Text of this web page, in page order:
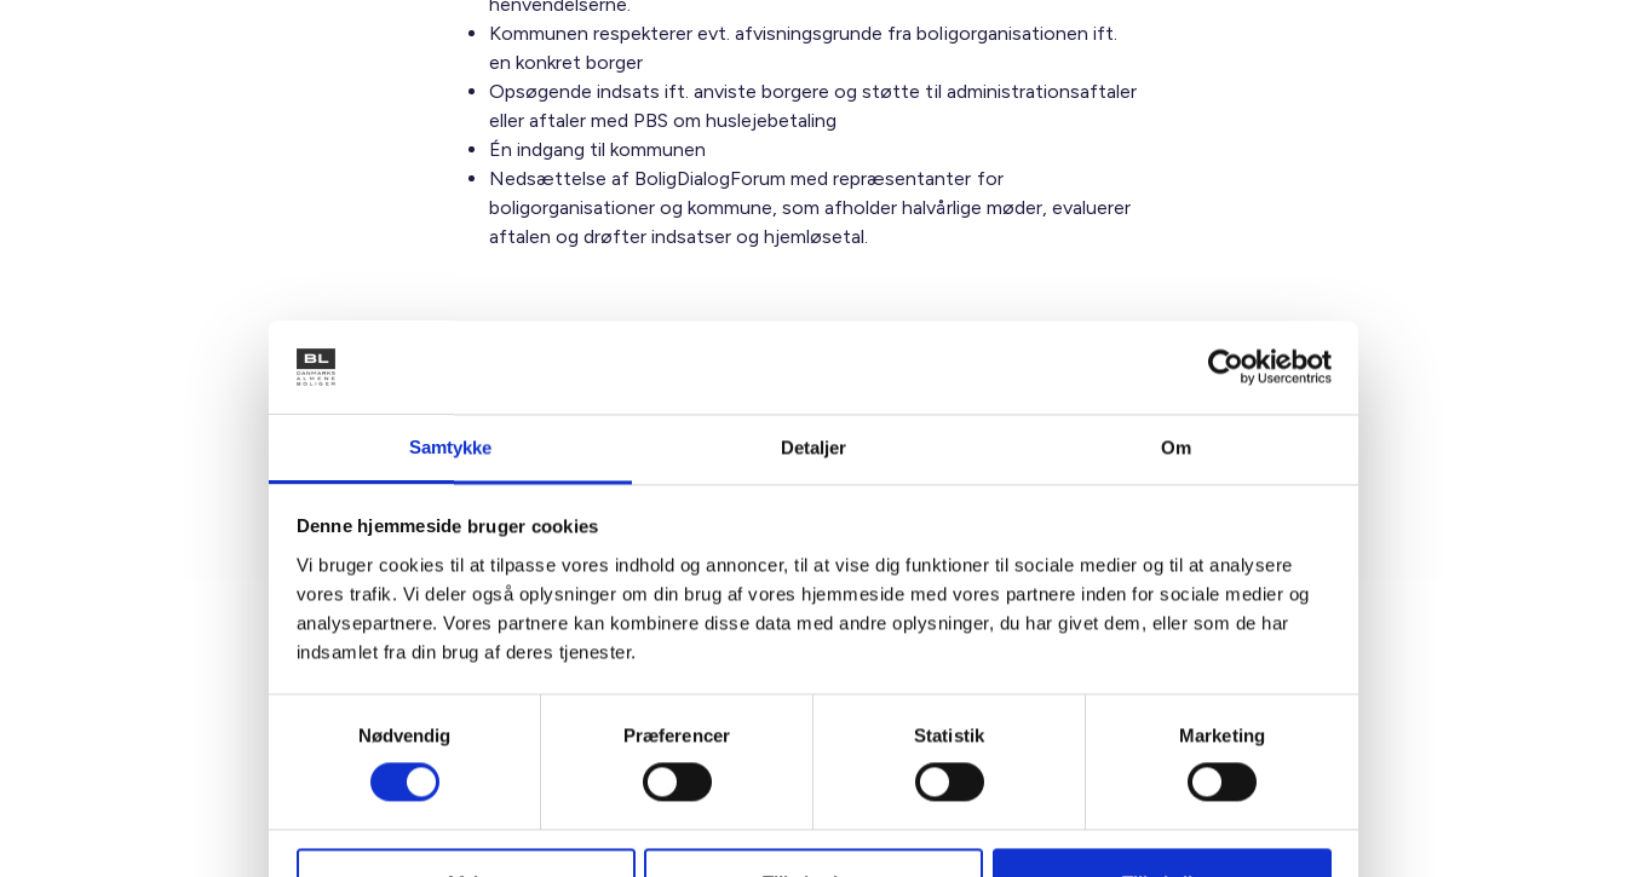
Samtykke Detaljer Om
Denne hjemmeside bruger cookies
Vi bruger cookies til at tilpasse vores indhold og annoncer, til at vise dig funktioner til sociale medier og til at analysere
vores trafik. Vi deler også oplysninger om din brug af vores hjemmeside med vores partnere inden for sociale medier og
analysepartnere. Vores partnere kan kombinere disse data med andre oplysninger, du har givet dem, eller som de har
indsamlet fra din brug af deres tjenester.
Nødvendig
Præferencer Statistik Marketing
Kommunen respekterer evt. afvisningsgrunde fra boligorganisationen ift.
en konkret borger
Opsøgende indsats ift. anviste borgere og støtte til administrationsaftaler
eller aftaler med PBS om huslejebetaling
Én indgang til kommunen
Nedsættelse af BoligDialogForum med repræsentanter for
boligorganisationer og kommune, som afholder halvårlige møder, evaluerer
aftalen og drøfter indsatser og hjemløsetal.
Kontakt
Præstegaard
Mail: sfp@bl.dk